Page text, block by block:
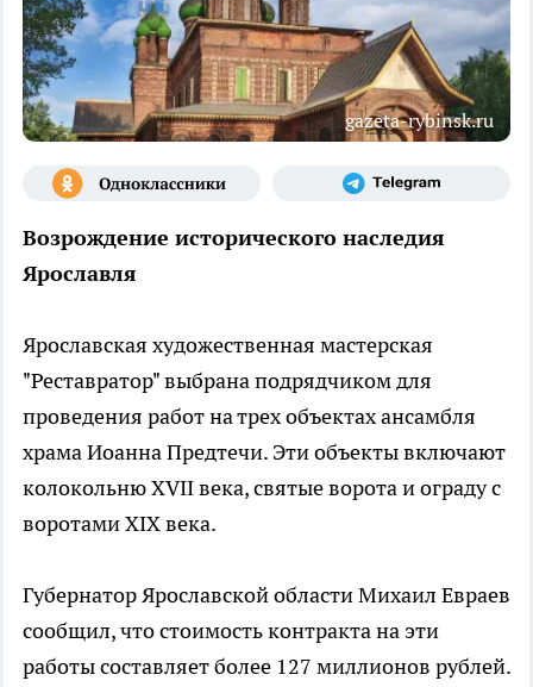
gazeta-rybinsk.ru
Возрождение исторического наследия
Ярославля
Ярославская художественная мастерская
"Реставратор" выбрана подрядчиком для
проведения работ на трех объектах ансамбля
храма Иоанна Предтечи. Эти объекты включают
колокольню XVII века, святые ворота и ограду с
воротами XIX века.
Губернатор Ярославской области Михаил Евраев
сообщил, что стоимость контракта на эти
работы составляет более 127 миллионов рублей.